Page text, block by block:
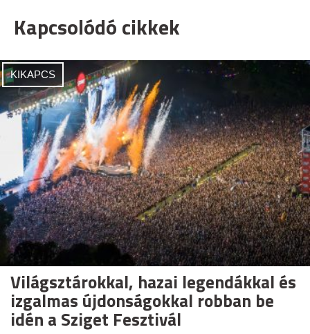
Kapcsolódó cikkek
KIKAPCS
Világsztárokkal, hazai legendákkal és
izgalmas újdonságokkal robban be
idén a Sziget Fesztivál